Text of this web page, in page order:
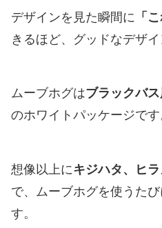
デザインを見た瞬間に 「
きるほど、グッドなデザイ
ムーブホグはブラックバ
のホワイトパッケージです
想像以上にキジハタ、ヒ
で、ムーブホグを使うた
す。